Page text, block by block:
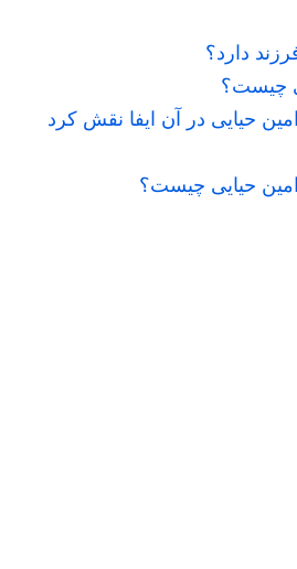
دارد؟
چیست؟
حیایی در آن ایفا نقش کرد
حیایی چیست؟